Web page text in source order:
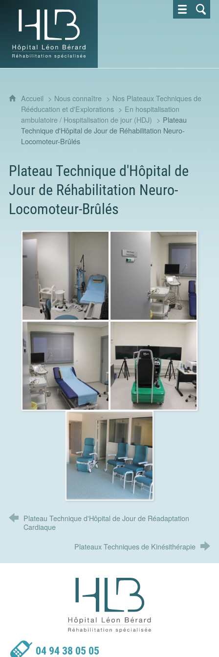
Hôpital Léon Bérard - Réhabilitation spécialisée
Accueil Nous connaître
Nos Plateaux Techniques de
Rééducation et d'Explorations
En hospitalisation
ambulatoire / Hospitalisation de jour (HDJ)
Plateau
Technique d'Hôpital de Jour de Réhabilitation Neuro-
Locomoteur-Brûlés
Plateau Technique d'Hôpital de
Jour de Réhabilitation Neuro-
Locomoteur-Brûlés
Plateau Technique d'Hôpital de Jour de Réadaptation
Cardiaque
Plateaux Techniques de Kinésithérapie
Hôpital Léon Bérard -
04 94 38 05 05